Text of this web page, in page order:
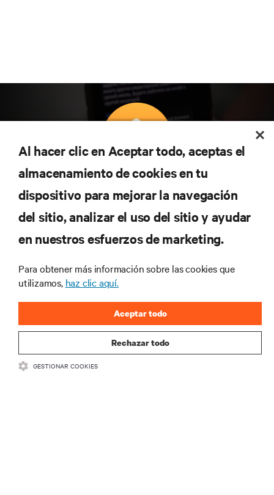
Suscríbete para conocer las últimas tendencias
tecnológicas
Recibe actualizaciones periódicas sobre los temas
más importantes del sector, con los últimos debates
y perspectivas de expertos sobre gestión de
centros de datos y gestión de infraestructuras.
REGÍSTRATE AHORA
Al hacer clic en Aceptar todo, aceptas el
almacenamiento de cookies en tu
dispositivo para mejorar la navegación
del sitio, analizar el uso del sitio y ayudar
en nuestros esfuerzos de marketing.
Para obtener más información sobre las cookies que
utilizamos, haz clic aquí.
Rechazar todo
Aceptar todo
GESTIONAR COOKIES